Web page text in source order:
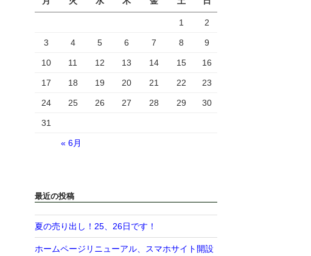
1 2
3 4 5 6 7 8 9
10 11 12 13 14 15 16
17 18 19 20 21 22 23
24 25 26 27 28 29 30
31
« 6月
最近の投稿
夏の売り出し！25、26日です！
ホームページリニューアル、スマホサイト開設